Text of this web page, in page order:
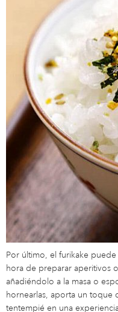
Por último, el furikake
hora de preparar aperitivos
añadiéndolo a la masa o
hornearlas, aporta un toque
tentempié en una